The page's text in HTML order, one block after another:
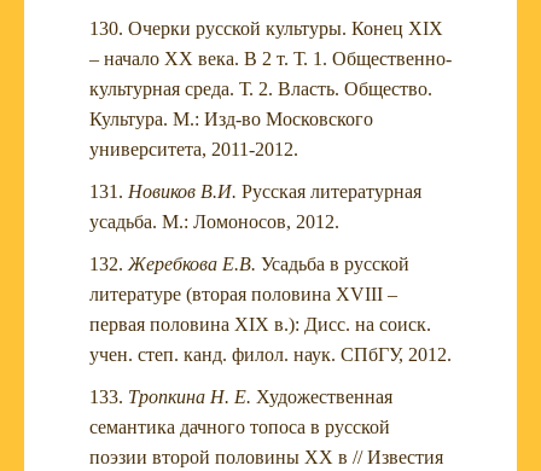
Очерки русской культуры. Конец XIX
– начало XX века. В 2 т. Т. 1. Общественно-
культурная среда. Т. 2. Власть. Общество.
Культура. М.: Изд-во Московского
университета, 2011-2012.
Новиков В.И. Русская литературная
усадьба. М.: Ломоносов, 2012.
Жеребкова Е.В. Усадьба в русской
литературе (вторая половина XVIII –
первая половина XIX в.): Дисс. на соиск.
учен. степ. канд. филол. наук. СПбГУ, 2012.
Тропкина Н. Е. Художественная
семантика дачного топоса в русской
поэзии второй половины ХХ в // Известия